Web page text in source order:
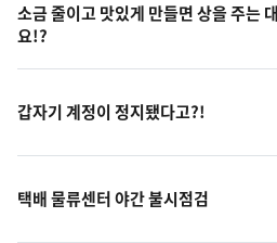
소금 줄이고 맛있게 만들면 상을 주는
요!?
갑자기 계정이 정지됐다고?!
택배 물류센터 야간 불시점검